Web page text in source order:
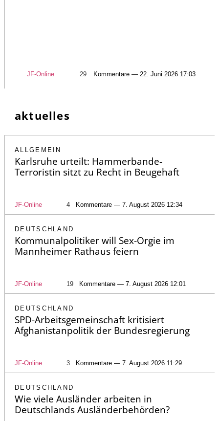
JF-Online 29 Kommentare — 22. Juni 2026 17:03
aktuelles
ALLGEMEIN
Karlsruhe urteilt: Hammerbande-
Terroristin sitzt zu Recht in Beugehaft
JF-Online 4 Kommentare — 7. August 2026 12:34
DEUTSCHLAND
Kommunalpolitiker will Sex-Orgie im
Mannheimer Rathaus feiern
JF-Online 19 Kommentare — 7. August 2026 12:01
DEUTSCHLAND
SPD-Arbeitsgemeinschaft kritisiert
Afghanistanpolitik der Bundesregierung
JF-Online 3 Kommentare — 7. August 2026 11:29
DEUTSCHLAND
Wie viele Ausländer arbeiten in
Deutschlands Ausländerbehörden?